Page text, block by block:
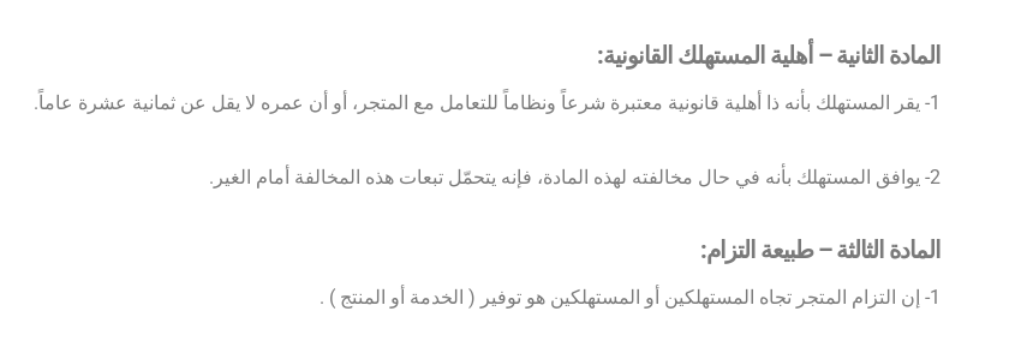
المادة الثانية – أهلية المستهلك القانونية:
1- يقر المستهلك بأنه ذا أهلية قانونية معتبرة شرعاً ونظاماً للتعامل مع المتجر، أو أن عمره لا يقل عن ثمانية عشرة عاماً.
2- يوافق المستهلك بأنه في حال مخالفته لهذه المادة، فإنه يتحمّل تبعات هذه المخالفة أمام الغير.
المادة الثالثة – طبيعة التزام:
1- إن التزام المتجر تجاه المستهلكين أو المستهلكين هو توفير ( الخدمة أو المنتج ) .